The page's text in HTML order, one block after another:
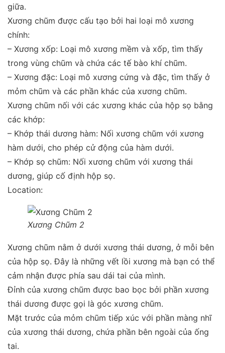
giữa.
Xương chũm được cấu tạo bởi hai loại mô xương
chính:
– Xương xốp: Loại mô xương mềm và xốp, tìm thấy
trong vùng chũm và chứa các tế bào khí chũm.
– Xương đặc: Loại mô xương cứng và đặc, tìm thấy ở
mỏm chũm và các phần khác của xương chũm.
Xương chũm nối với các xương khác của hộp sọ bằng
các khớp:
– Khớp thái dương hàm: Nối xương chũm với xương
hàm dưới, cho phép cử động của hàm dưới.
– Khớp sọ chũm: Nối xương chũm với xương thái
dương, giúp cố định hộp sọ.
Location:
Xương Chũm 2
Xương chũm nằm ở dưới xương thái dương, ở mỗi bên
của hộp sọ. Đây là những vết lồi xương mà bạn có thể
cảm nhận được phía sau dái tai của mình.
Đỉnh của xương chũm được bao bọc bởi phần xương
thái dương được gọi là góc xương chũm.
Mặt trước của mỏm chũm tiếp xúc với phần màng nhĩ
của xương thái dương, chứa phần bên ngoài của ống
tai.